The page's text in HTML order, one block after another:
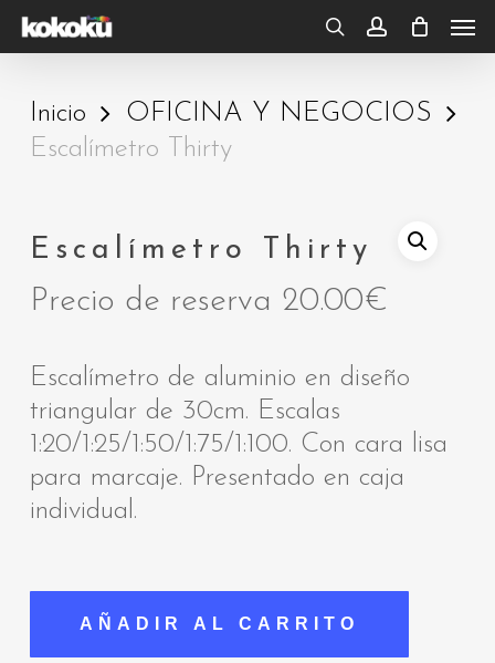
Skip
to
content
searchaccount
Inicio
OFICINA Y NEGOCIOS
Escalímetro Thirty
Escalímetro Thirty
Precio de reserva 20.00€
Escalímetro de aluminio en diseño
triangular de 30cm. Escalas
1:20/1:25/1:50/1:75/1:100. Con cara lisa
para marcaje. Presentado en caja
individual.
AÑADIR AL CARRITO